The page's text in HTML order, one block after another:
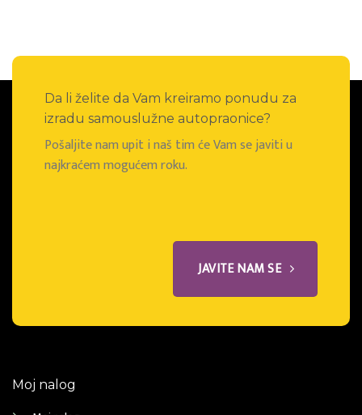
Da li želite da Vam kreiramo ponudu za
izradu samouslužne autopraonice?
Pošaljite nam upit i naš tim će Vam se javiti u
najkraćem mogućem roku.
JAVITE NAM SE
Moj nalog